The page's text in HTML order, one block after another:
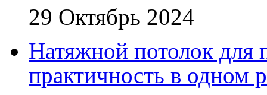
29 Октябрь 2024
Натяжной потолок для
практичность в одном